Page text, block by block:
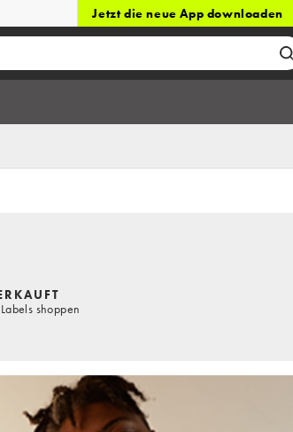
Jetzt die neue App downloaden
shoppen